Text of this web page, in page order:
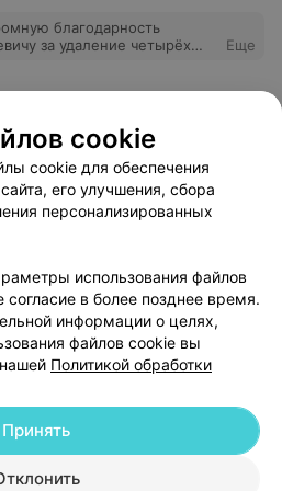
участке и мы больше
Но даже сейчас
выслушают, помогут и
благодарность
за удаление четырёх
и период
чём сложность операций. У
Рекомендую лечиться у
работу!
Еще
специалиста
Размещение рекламы
cookie
cookie для обеспечения
его улучшения, сбора
персонализированных
использования файлов
согласие в более позднее время.
информации о целях,
файлов cookie вы
Политикой обработки
Принять